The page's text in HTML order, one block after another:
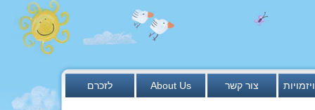
לזכרם About Us צור קשר